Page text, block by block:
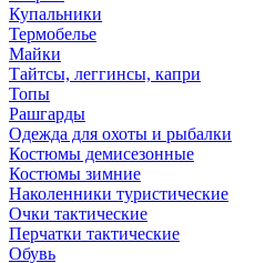
Купальники
Термобелье
Майки
Тайтсы, леггинсы, капри
Топы
Рашгарды
Одежда для охоты и рыбалки
Костюмы демисезонные
Костюмы зимние
Наколенники туристические
Очки тактические
Перчатки тактические
Обувь